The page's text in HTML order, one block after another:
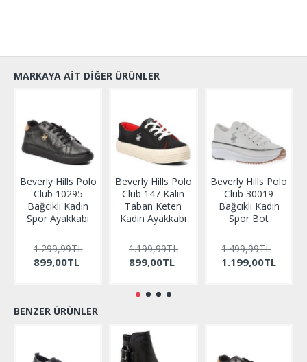
MARKAYA AIT DIĞER ÜRÜNLER
Beverly Hills Polo
Club 10295
Bağcıklı Kadın
Spor Ayakkabı
899,00TL
1.299,99TL
Beverly Hills Polo
Club 147 Kalın
Taban Keten
Kadın Ayakkabı
899,00TL
1.199,99TL
Beverly Hills Polo
Club 30019
Bağcıklı Kadın
Spor Bot
1.199,00TL
1.499,99TL
BENZER ÜRÜNLER